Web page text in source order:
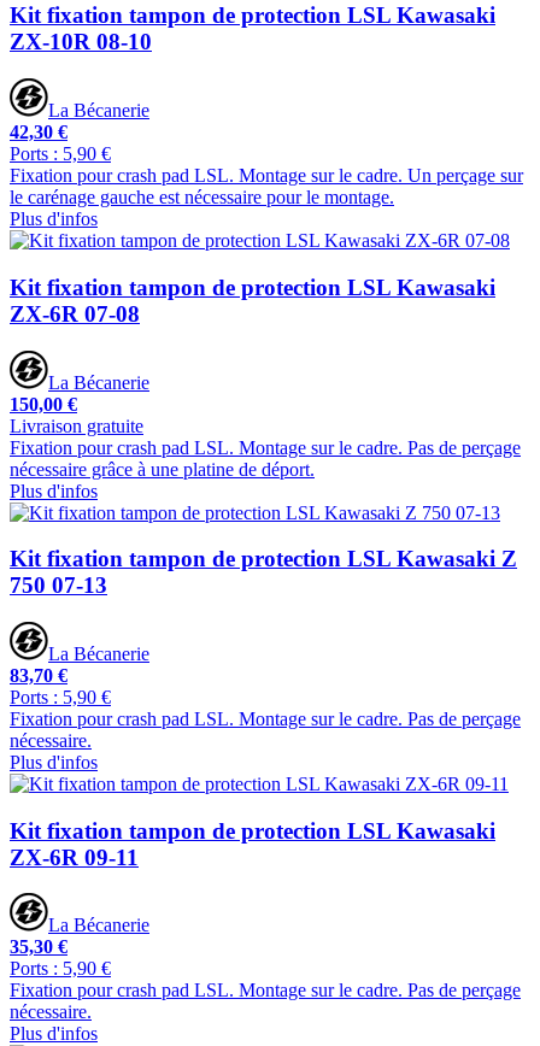
Kit fixation tampon de protection LSL Kawasaki
ZX-10R 08-10
La Bécanerie
42,30 €
Ports : 5,90 €
Fixation pour crash pad LSL. Montage sur le cadre. Un perçage sur
le carénage gauche est nécessaire pour le montage.
Plus d'infos
Kit fixation tampon de protection LSL Kawasaki
ZX-6R 07-08
La Bécanerie
150,00 €
Livraison gratuite
Fixation pour crash pad LSL. Montage sur le cadre. Pas de perçage
nécessaire grâce à une platine de déport.
Plus d'infos
Kit fixation tampon de protection LSL Kawasaki Z
750 07-13
La Bécanerie
83,70 €
Ports : 5,90 €
Fixation pour crash pad LSL. Montage sur le cadre. Pas de perçage
nécessaire.
Plus d'infos
Kit fixation tampon de protection LSL Kawasaki
ZX-6R 09-11
La Bécanerie
35,30 €
Ports : 5,90 €
Fixation pour crash pad LSL. Montage sur le cadre. Pas de perçage
nécessaire.
Plus d'infos